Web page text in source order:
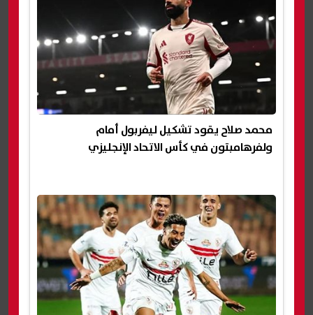
محمد صلاح يقود تشكيل ليفربول أمام
ولفرهامبتون في كأس الاتحاد الإنجليزي